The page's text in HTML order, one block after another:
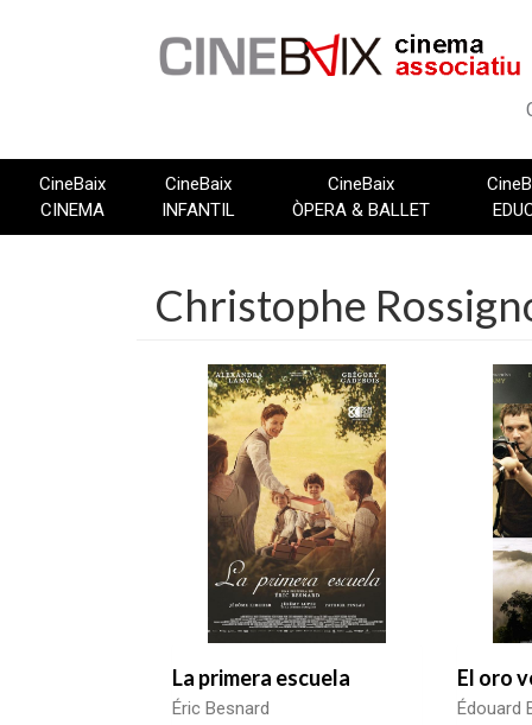
CineBaix
CINEMA
CineBaix
INFANTIL
CineBaix
ÒPERA & BALLET
Christophe
La primera escuela
Éric Besnard
El oro
Édouard